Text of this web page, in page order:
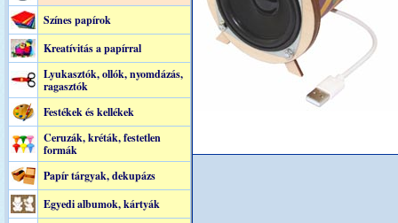
Színes papírok
Kreatívitás a papírral
Lyukasztók, ollók, nyomdázás,
ragasztók
Festékek és kellékek
Ceruzák, kréták, festetlen
formák
Papír tárgyak, dekupázs
Egyedi albumok, kártyák